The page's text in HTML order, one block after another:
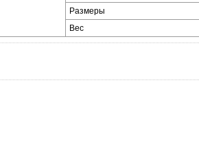
Размеры
Вес